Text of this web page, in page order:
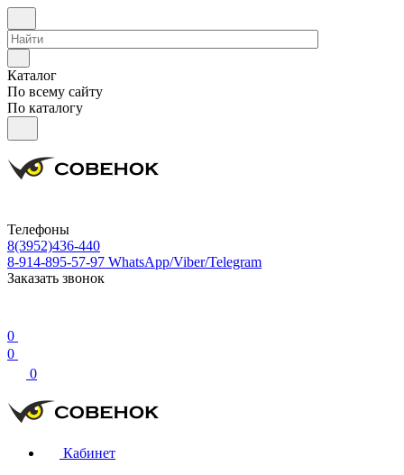
Каталог
По всему сайту
По каталогу
Телефоны
8(3952)436-440
8-914-895-57-97 WhatsApp/Viber/Telegram
Заказать звонок
0
0
0
Кабинет